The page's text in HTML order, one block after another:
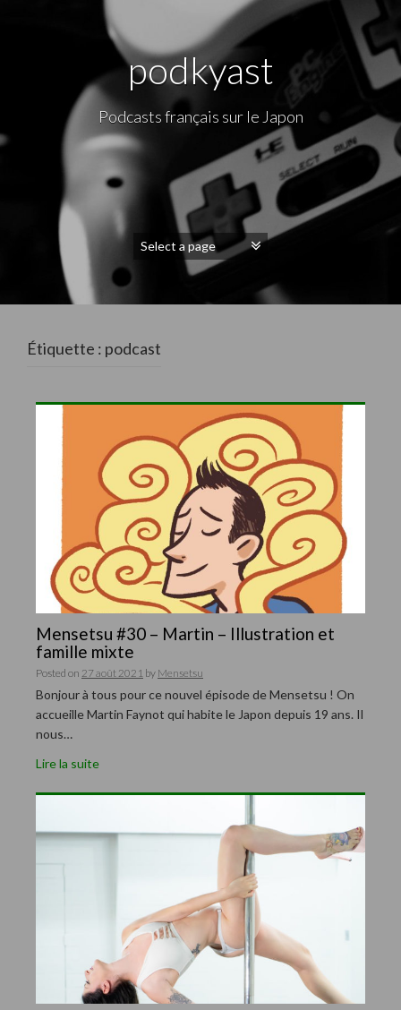
podkyast
Podcasts français sur le Japon
Étiquette : podcast
Mensetsu #30 – Martin – Illustration et
famille mixte
Posted on 27 août 2021 by Mensetsu
Bonjour à tous pour ce nouvel épisode de Mensetsu ! On
accueille Martin Faynot qui habite le Japon depuis 19 ans. Il
nous…
Lire la suite